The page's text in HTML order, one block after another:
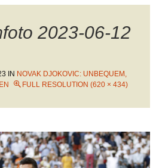
2023-06-12
IN NOVAK DJOKOVIC: UNBEQUEM,
FULL RESOLUTION (620 × 434)